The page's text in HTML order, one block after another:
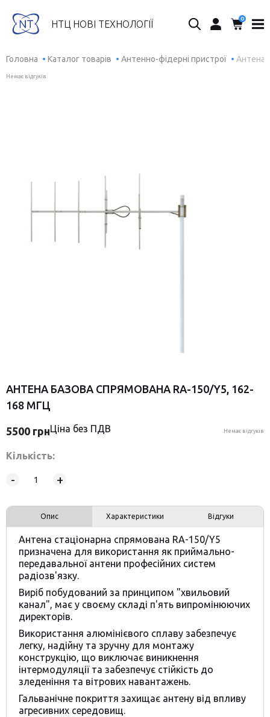
НТЦ НОВІ ТЕХНОЛОГІЇ
Пошук... 0
Головна Каталог товарів Антенно-фідерні пристрої Антена
Немає відгуків
АНТЕНА БАЗОВА СПРЯМОВАНА RA-150/Y5, 162-
168 МГЦ
5500 грнЦіна без ПДВ Немає відгуків
Кількість:
- +
Опис Характеристики Відгуки
Антена стаціонарна спрямована RA-150/Y5
призначена для використання як приймально-
передавальної антени професійних систем
радіозв'язку.
Виріб побудований за принципом "хвильовий
канал", має у своєму складі п'ять випромінюючих
директорів.
Використання алюмінієвого сплаву забезпечує
легку, надійну та зручну для монтажу
конструкцію, що виключає виникнення
інтермодуляції та забезпечує стійкість до
зледеніння та вітрових навантажень.
Гальванічне покриття захищає антену від впливу
агресивних середовищ.